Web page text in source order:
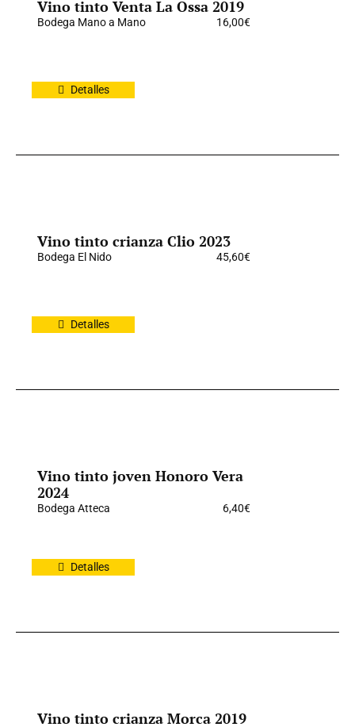
Vino tinto Venta La Ossa 2019
Bodega Mano a Mano 16,00€
Detalles
Vino tinto crianza Clio 2023
Bodega El Nido 45,60€
Detalles
Vino tinto joven Honoro Vera
2024
Bodega Atteca 6,40€
Detalles
Vino tinto crianza Morca 2019